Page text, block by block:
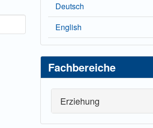
Deutsch
English
Fachbereiche
Erziehung